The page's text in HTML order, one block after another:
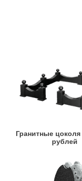
Гранитные цоколя
рублей